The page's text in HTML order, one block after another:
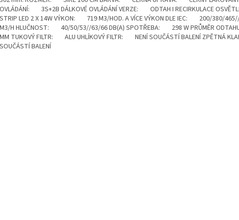
OVLÁDÁNÍ: 3S+2B DÁLKOVÉ OVLÁDÁNÍ VERZE: ODTAH I RECIRKULACE
STRIP LED 2 X 14W VÝKON: 719 M3/HOD. A VÍCE VÝKON DLE IEC: 200/380/
M3/H HLUČNOST: 40/50/53//63/66 DB(A) SPOTŘEBA: 298 W PRŮMĚR
MM TUKOVÝ FILTR: ALU UHLÍKOVÝ FILTR: NENÍ SOUČÁSTÍ BALENÍ ZPĚTNÁ
SOUČÁSTÍ BALENÍ